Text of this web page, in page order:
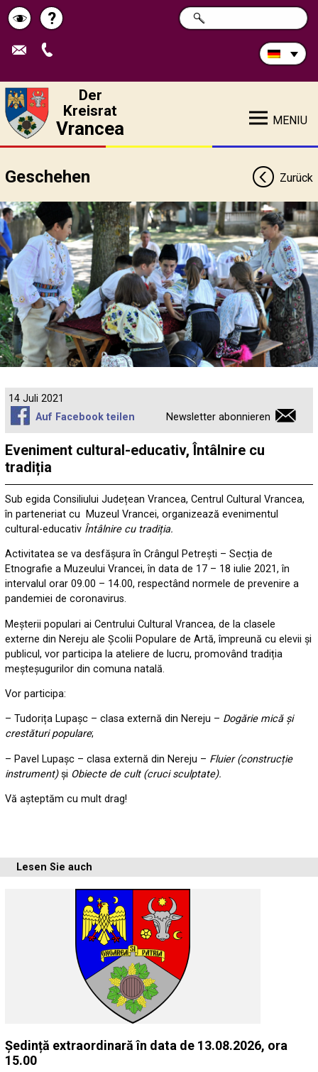
Schimbă
contrastul
Pagina
de
?
Durchsuchen
Sie
SUCHE
Der
Kreisrat
Vrancea MENIU
Geschehen Zurück
14 Juli 2021
Auf Facebook teilen
Newsletter abonnieren
Eveniment cultural-educativ, Întâlnire cu
tradiția
Sub egida Consiliului Județean Vrancea, Centrul Cultural Vrancea,
în parteneriat cu Muzeul Vrancei, organizează evenimentul
cultural-educativ Întâlnire cu tradiția.
Activitatea se va desfășura în Crângul Petrești – Secția de
Etnografie a Muzeului Vrancei, în data de 17 – 18 iulie 2021, în
intervalul orar 09.00 – 14.00, respectând normele de prevenire a
pandemiei de coronavirus.
Meșterii populari ai Centrului Cultural Vrancea, de la clasele
externe din Nereju ale Școlii Populare de Artă, împreună cu elevii și
publicul, vor participa la ateliere de lucru, promovând tradiția
meșteșugurilor din comuna natală.
Vor participa:
– Tudorița Lupașc – clasa externă din Nereju – Dogărie mică și
crestături populare;
– Pavel Lupașc – clasa externă din Nereju – Fluier (construcție
instrument)și Obiecte de cult (cruci sculptate).
Vă așteptăm cu mult drag!
Lesen Sie auch
Ședință extraordinară în data de 13.08.2026, ora
15.00